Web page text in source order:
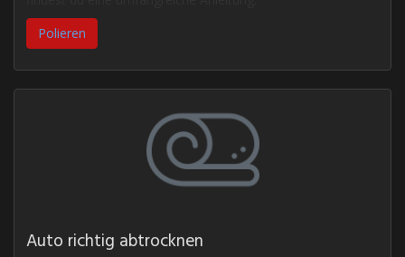
Polieren
Auto richtig abtrocknen